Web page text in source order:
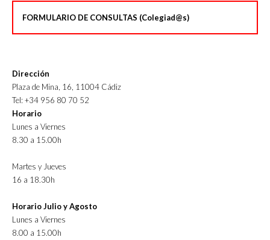
FORMULARIO DE CONSULTAS (Colegiad@s)
Dirección
Plaza de Mina, 16, 11004 Cádiz
Tel: +34 956 80 70 52
Horario
Lunes a Viernes
8.30 a 15.00h
Martes y Jueves
16 a 18.30h
Horario Julio y Agosto
Lunes a Viernes
8.00 a 15.00h